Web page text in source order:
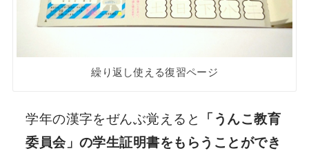
繰り返し使える復習ページ
学年の漢字をぜんぶ覚えると
「うんこ教育
委員会」の学生証明書をもらうことができ